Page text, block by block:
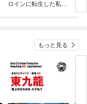
ロインに転生した私、
もっと見る